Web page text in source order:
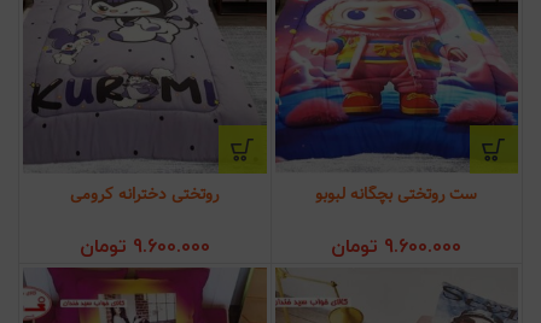
ست روتختی بچگانه لبوبو
9.600.000 تومان
روتختی دخترانه کرومی
9.600.000 تومان